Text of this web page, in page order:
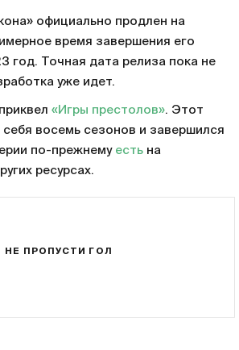
официально продлен на
время завершения его
год. Точная дата релиза пока не
уже идет.
«Игры престолов». Этот
себя восемь сезонов и завершился
по-прежнему есть на
ресурсах.
НЕ ПРОПУСТИ ГОЛ